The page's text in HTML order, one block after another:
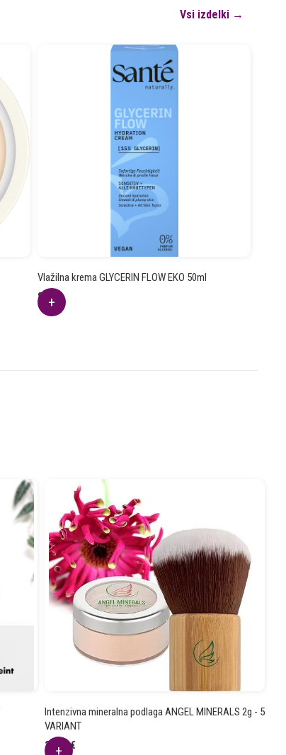
Vsi izdelki →
Vlažilna krema GLYCERIN FLOW EKO 50ml
8.42
€
Intenzivna mineralna podlaga ANGEL MINERALS 2g - 5
VARIANT
25.62€